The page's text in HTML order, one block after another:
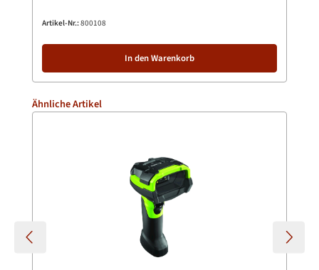
Artikel-Nr.:800108
In den Warenkorb
Produktgalerie überspringen
Ähnliche Artikel